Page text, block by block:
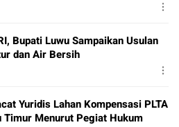
Bupati Luwu Sampaikan Usulan
dan Air Bersih
Yuridis Lahan Kompensasi PLTA
Timur Menurut Pegiat Hukum